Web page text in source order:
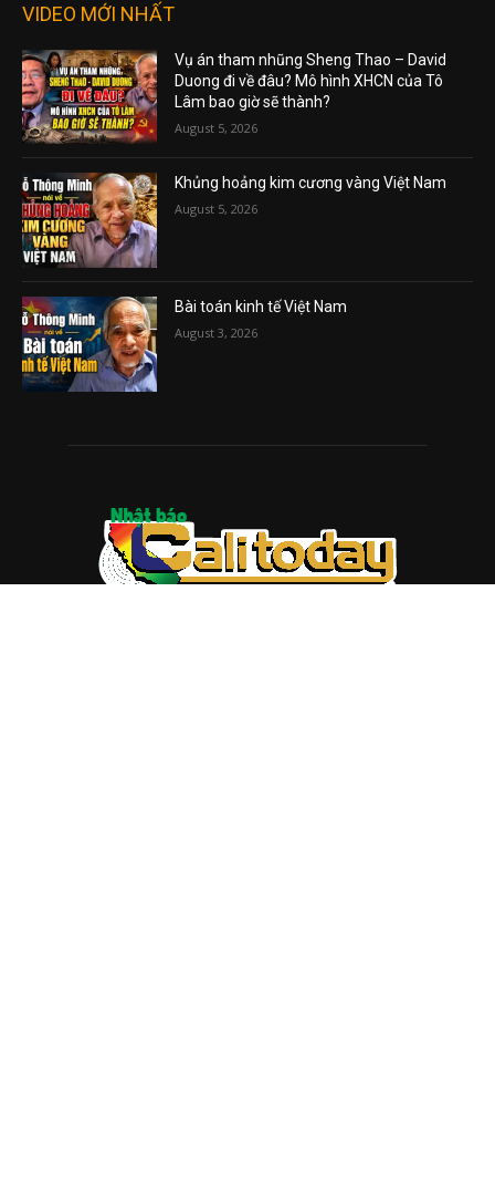
VIDEO MỚI NHẤT
Vụ án tham nhũng Sheng Thao – David
Duong đi về đâu? Mô hình XHCN của Tô
Lâm bao giờ sẽ thành?
August 5, 2026
Khủng hoảng kim cương vàng Việt Nam
August 5, 2026
Bài toán kinh tế Việt Nam
August 3, 2026